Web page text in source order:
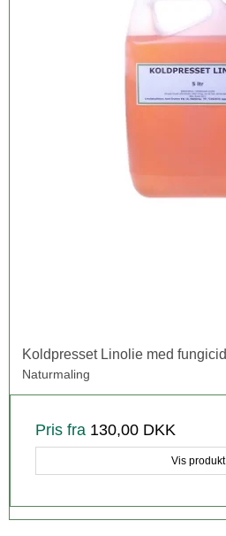
Koldpresset Linolie med fungicid
Naturmaling
Pris fra 130,00 DKK
Vis produkt